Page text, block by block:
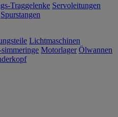
Traggelenke Servoleitungen
Spurstangen
Lichtmaschinen
Motorlager Ölwannen